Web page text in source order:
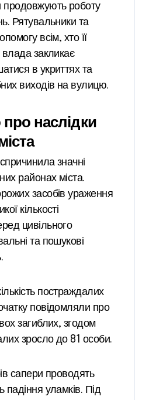
продовжують роботу
Рятувальники та
всім, хто її
влада закликає
в укриттях та
виходів на вулицю.
наслідки
значні
районах міста.
засобів ураження
кількості
цивільного
та пошукові
постраждалих
повідомляли про
загиблих, згодом
зросло до 81 особи.
сапери проводять
падіння уламків. Під